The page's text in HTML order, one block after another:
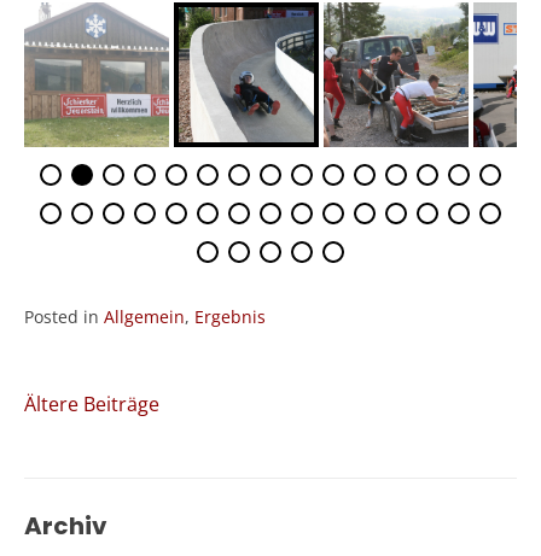
Posted in Allgemein, Ergebnis
Beitragsnavigation
Ältere Beiträge
Archiv